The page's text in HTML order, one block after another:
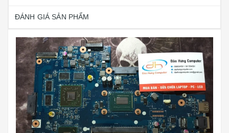
ĐÁNH GIÁ SẢN PHẨM